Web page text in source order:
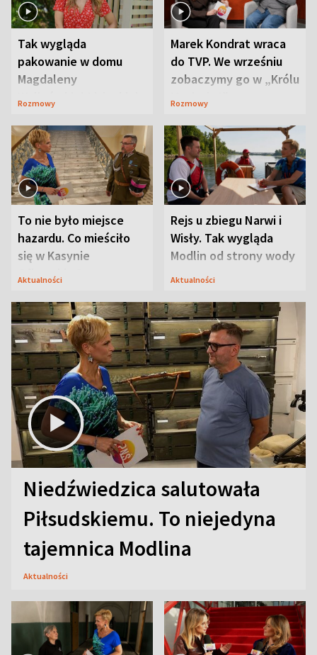
Tak wygląda
pakowanie w domu
Magdaleny
Waligórskiej-Lisieckiej.
Rozmowy
Marek Kondrat wraca
do TVP. We wrześniu
zobaczymy go w „Królu
Maciusiu I”
Rozmowy
To nie było miejsce
hazardu. Co mieściło
się w Kasynie
Oficerskim?
Aktualności
Rejs u zbiegu Narwi i
Wisły. Tak wygląda
Modlin od strony wody
Aktualności
Niedźwiedzica salutowała
Piłsudskiemu. To niejedyna
tajemnica Modlina
Aktualności